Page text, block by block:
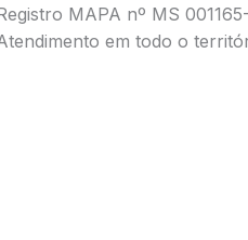
MAPA nº MS
em todo o